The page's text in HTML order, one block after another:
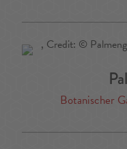
Botanischer